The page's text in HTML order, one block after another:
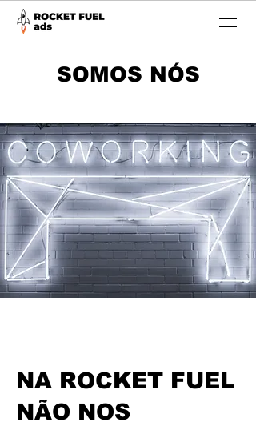
SOMOS NÓS
NA ROCKET FUEL
NÃO NOS